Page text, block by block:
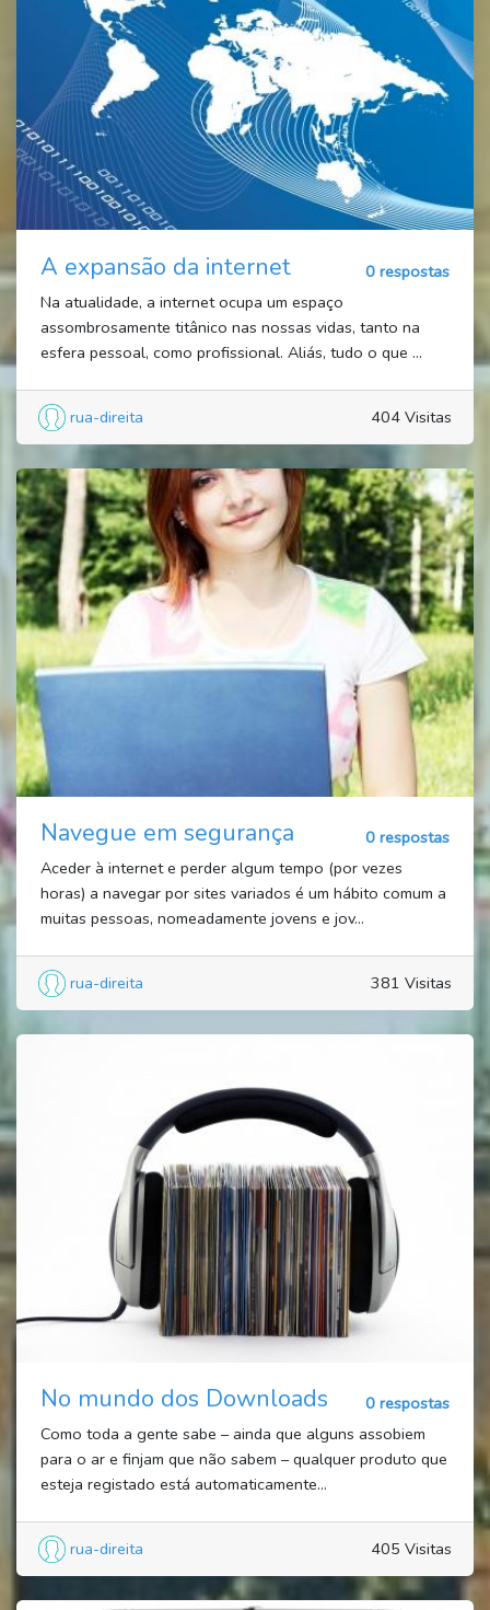
A expansão da internet
0 respostas
Na atualidade, a internet ocupa um espaço
assombrosamente titânico nas nossas vidas, tanto na
esfera pessoal, como profissional. Aliás, tudo o que ...
rua-direita 404 Visitas
Navegue em segurança
0 respostas
Aceder à internet e perder algum tempo (por vezes
horas) a navegar por sites variados é um hábito comum a
muitas pessoas, nomeadamente jovens e jov...
rua-direita 381 Visitas
No mundo dos Downloads
0 respostas
Como toda a gente sabe – ainda que alguns assobiem
para o ar e finjam que não sabem – qualquer produto que
esteja registado está automaticamente...
rua-direita 405 Visitas